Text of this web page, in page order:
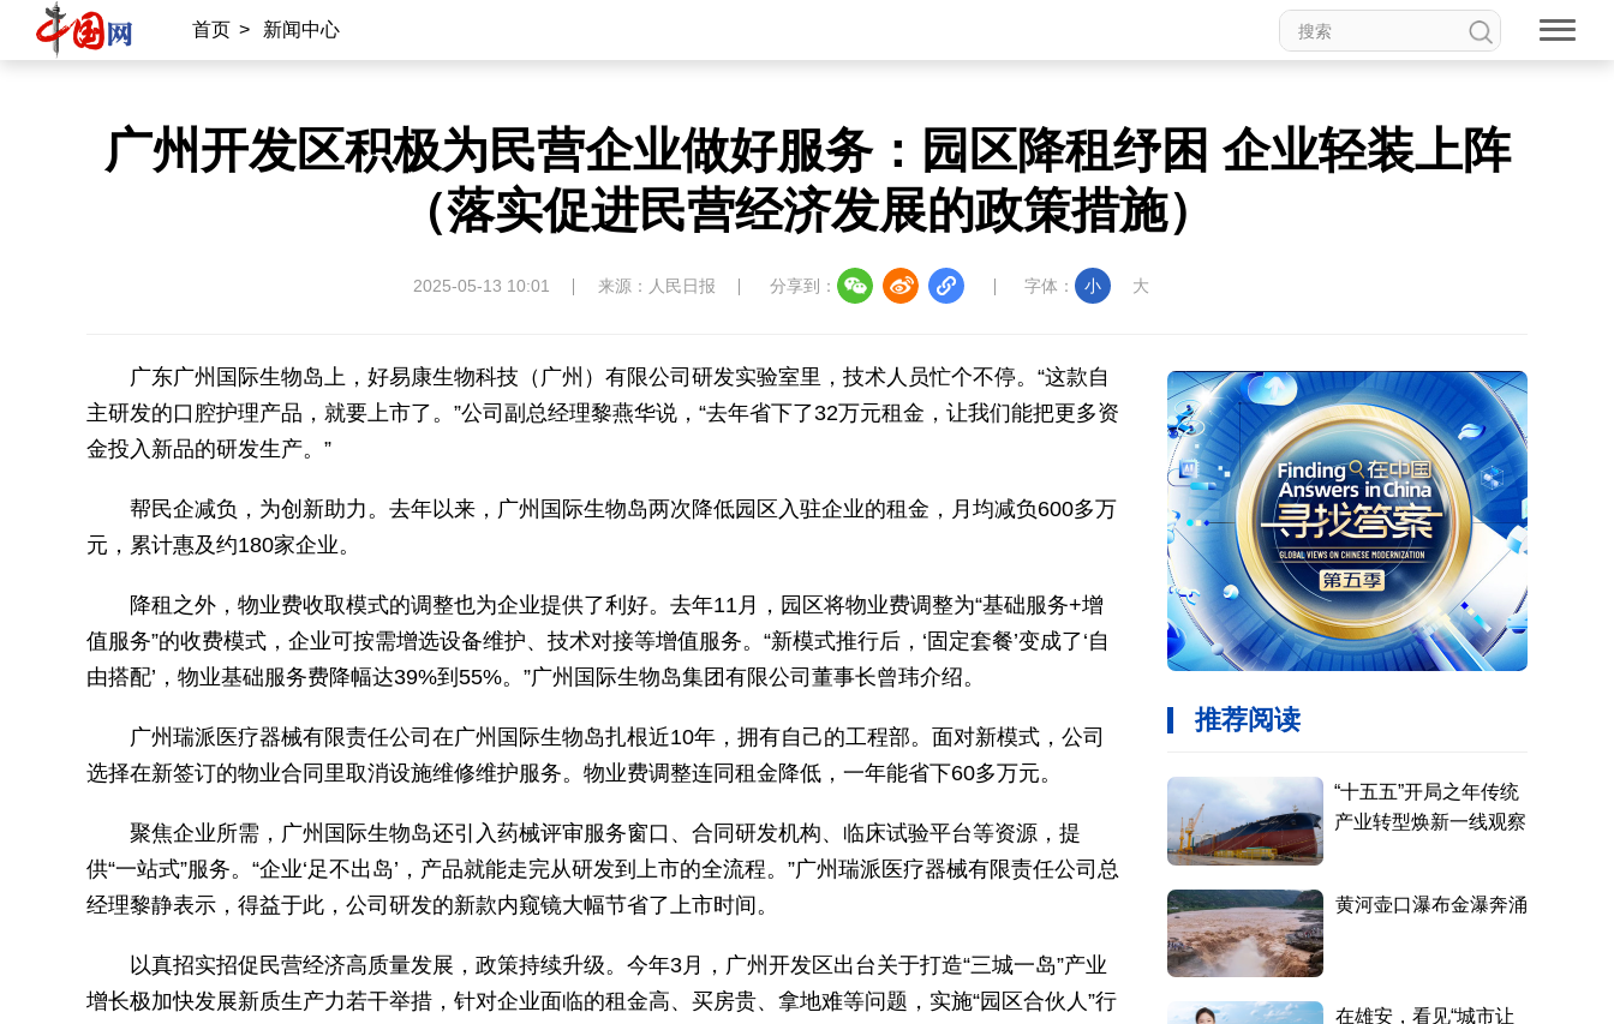
首页 > 新闻中心
广州开发区积极为民营企业做好服务：园区降租纾困 企业轻装上阵
（落实促进民营经济发展的政策措施）
2025-05-13 10:01 来源：人民日报 分享到： 字体： 小 大
广东广州国际生物岛上，好易康生物科技（广州）有限公司研发实验室里，技术人员忙个不停。“这款自
主研发的口腔护理产品，就要上市了。”公司副总经理黎燕华说，“去年省下了32万元租金，让我们能把更多资
金投入新品的研发生产。”
帮民企减负，为创新助力。去年以来，广州国际生物岛两次降低园区入驻企业的租金，月均减负600多万
元，累计惠及约180家企业。
降租之外，物业费收取模式的调整也为企业提供了利好。去年11月，园区将物业费调整为“基础服务+增
值服务”的收费模式，企业可按需增选设备维护、技术对接等增值服务。“新模式推行后，‘固定套餐’变成了‘自
由搭配’，物业基础服务费降幅达39%到55%。”广州国际生物岛集团有限公司董事长曾玮介绍。
广州瑞派医疗器械有限责任公司在广州国际生物岛扎根近10年，拥有自己的工程部。面对新模式，公司
选择在新签订的物业合同里取消设施维修维护服务。物业费调整连同租金降低，一年能省下60多万元。
聚焦企业所需，广州国际生物岛还引入药械评审服务窗口、合同研发机构、临床试验平台等资源，提
供“一站式”服务。“企业‘足不出岛’，产品就能走完从研发到上市的全流程。”广州瑞派医疗器械有限责任公司总
经理黎静表示，得益于此，公司研发的新款内窥镜大幅节省了上市时间。
以真招实招促民营经济高质量发展，政策持续升级。今年3月，广州开发区出台关于打造“三城一岛”产业
增长极加快发展新质生产力若干举措，针对企业面临的租金高、买房贵、拿地难等问题，实施“园区合伙人”行